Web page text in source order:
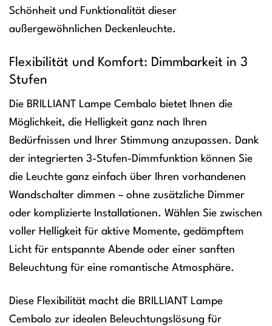
Schönheit und Funktionalität dieser
außergewöhnlichen Deckenleuchte.
Flexibilität und Komfort: Dimmbarkeit in 3
Stufen
Die BRILLIANT Lampe Cembalo bietet Ihnen die
Möglichkeit, die Helligkeit ganz nach Ihren
Bedürfnissen und Ihrer Stimmung anzupassen. Dank
der integrierten 3-Stufen-Dimmfunktion können Sie
die Leuchte ganz einfach über Ihren vorhandenen
Wandschalter dimmen – ohne zusätzliche Dimmer
oder komplizierte Installationen. Wählen Sie zwischen
voller Helligkeit für aktive Momente, gedämpftem
Licht für entspannte Abende oder einer sanften
Beleuchtung für eine romantische Atmosphäre.
Diese Flexibilität macht die BRILLIANT Lampe
Cembalo zur idealen Beleuchtungslösung für